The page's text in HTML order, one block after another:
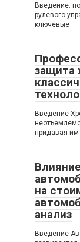
Введение:
рулевого
ключевые
защита
Введение
придавая им
на
анализ
Введение